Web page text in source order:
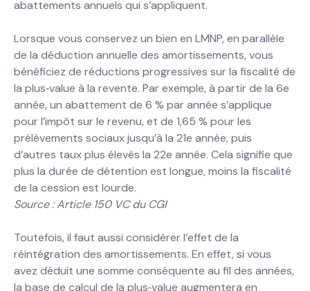
abattements annuels qui s’appliquent.
Lorsque vous conservez un bien en LMNP, en parallèle
de la déduction annuelle des amortissements, vous
bénéficiez de réductions progressives sur la fiscalité de
la plus‐value à la revente. Par exemple, à partir de la 6e
année, un abattement de 6 % par année s’applique
pour l’impôt sur le revenu, et de 1,65 % pour les
prélèvements sociaux jusqu’à la 21e année, puis
d’autres taux plus élevés la 22e année. Cela signifie que
plus la durée de détention est longue, moins la fiscalité
de la cession est lourde.
Source : Article 150 VC du CGI
Toutefois, il faut aussi considérer l’effet de la
réintégration des amortissements. En effet, si vous
avez déduit une somme conséquente au fil des années,
la base de calcul de la plus‐value augmentera en